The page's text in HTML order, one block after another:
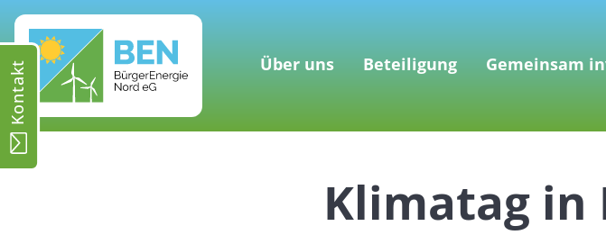
Über uns Beteiligung Gemeinsam
Kontakt
Klimatag